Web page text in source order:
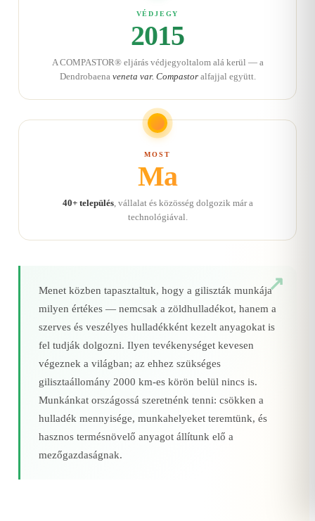
VÉDJEGY
2015
A COMPASTOR® eljárás védjegyoltalom alá kerül — a
Dendrobaena veneta var. Compastoralfajjal együtt.
MOST
Ma
40+ település, vállalat és közösség dolgozik már a
technológiával.
Menet közben tapasztaltuk, hogy a giliszták munkája
milyen értékes — nemcsak a zöldhulladékot, hanem a
szerves és veszélyes hulladékként kezelt anyagokat is
fel tudják dolgozni. Ilyen tevékenységet kevesen
végeznek a világban; az ehhez szükséges
gilisztaállomány 2000 km‑es körön belül nincs is.
Munkánkat országossá szeretnénk tenni: csökken a
hulladék mennyisége, munkahelyeket teremtünk, és
hasznos termésnövelő anyagot állítunk elő a
mezőgazdaságnak.